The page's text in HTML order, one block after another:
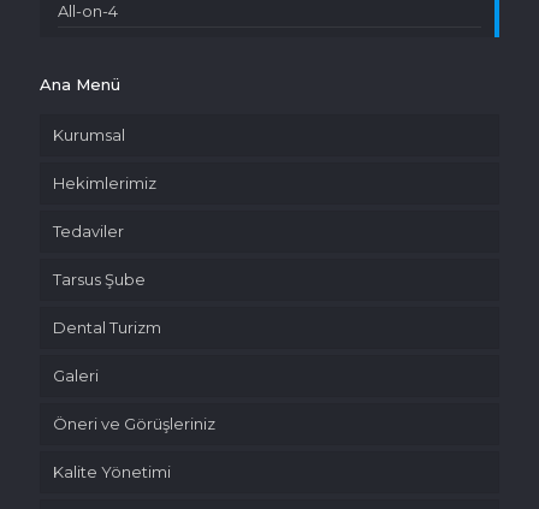
All-on-4
Ana Menü
Kurumsal
Hekimlerimiz
Tedaviler
Tarsus Şube
Dental Turizm
Galeri
Öneri ve Görüşleriniz
Kalite Yönetimi